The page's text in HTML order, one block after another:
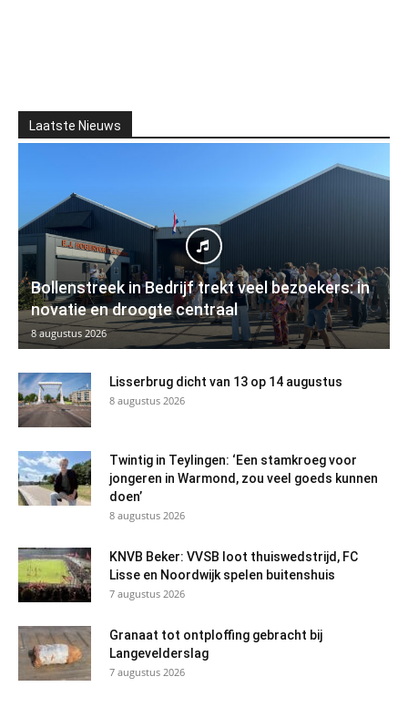
Laatste Nieuws
Bollenstreek in Bedrijf trekt veel bezoekers: in
novatie en droogte centraal
8 augustus 2026
Lisserbrug dicht van 13 op 14 augustus
8 augustus 2026
Twintig in Teylingen: ‘Een stamkroeg voor
jongeren in Warmond, zou veel goeds kunnen
doen’
8 augustus 2026
KNVB Beker: VVSB loot thuiswedstrijd, FC
Lisse en Noordwijk spelen buitenshuis
7 augustus 2026
Granaat tot ontploffing gebracht bij
Langevelderslag
7 augustus 2026